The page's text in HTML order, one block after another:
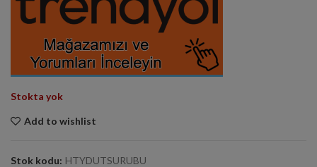
Stokta yok
Add to wishlist
Stok kodu: HTYDUTSURUBU